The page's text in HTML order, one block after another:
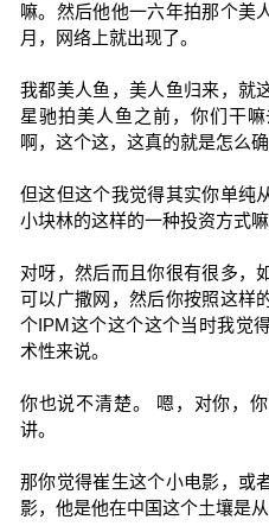
嘛。然后他他一六年拍那个美
月，网络上就出现了。
我都美人鱼，美人鱼归来，就
星驰拍美人鱼之前，你们干
啊，这个这，这真的就是怎么确
但这但这个我觉得其实你单纯
小块林的这样的一种投资方式嘛
对呀，然后而且你很有很多，
可以广撒网，然后你按照这样
个IPM这个这个这个当时我觉
术性来说。
你也说不清楚。 嗯，对你，
讲。
那你觉得崔生这个小电影，或
影，他是他在中国这个土壤是从